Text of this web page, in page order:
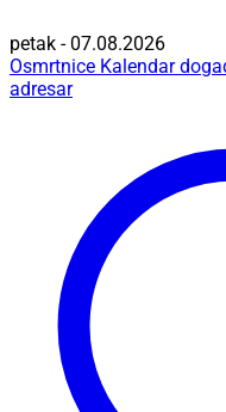
petak - 07.08.2026
Osmrtnice Kalendar
adresar